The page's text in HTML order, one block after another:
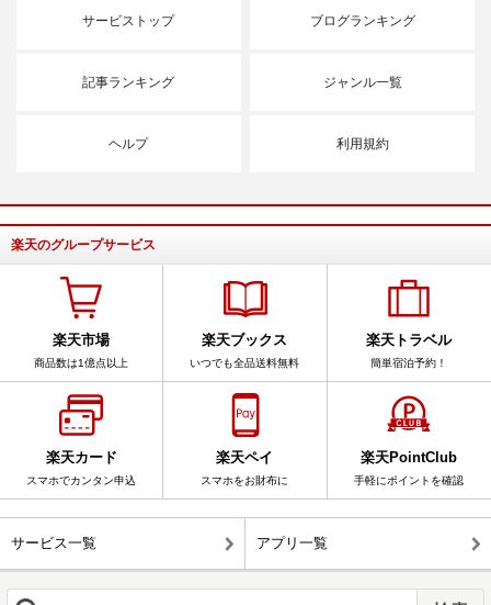
サービストップ ブログランキング
記事ランキング ジャンル一覧
ヘルプ 利用規約
楽天のグループサービス
楽天市場
商品数は1億点以上
楽天ブックス
いつでも全品送料無料
楽天トラベル
簡単宿泊予約！
楽天カード
スマホでカンタン申込
楽天ペイ
スマホをお財布に
楽天PointClub
手軽にポイントを確認
サービス一覧 アプリ一覧